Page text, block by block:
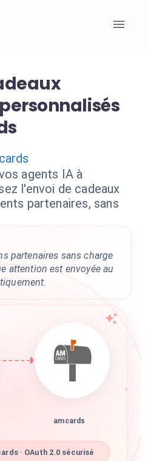
agents IA à
l'envoi de cadeaux
partenaires, sans
partenaires sans charge
attention est envoyée au
amcards
· OAuth 2.0 sécurisé